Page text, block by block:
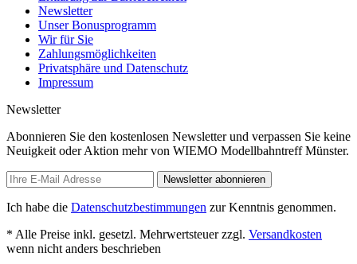
Newsletter
Unser Bonusprogramm
Wir für Sie
Zahlungsmöglichkeiten
Privatsphäre und Datenschutz
Impressum
Newsletter
Abonnieren Sie den kostenlosen Newsletter und verpassen Sie keine
Neuigkeit oder Aktion mehr von WIEMO Modellbahntreff Münster.
Newsletter abonnieren
Ich habe die Datenschutzbestimmungen zur Kenntnis genommen.
* Alle Preise inkl. gesetzl. Mehrwertsteuer zzgl. Versandkosten
wenn nicht anders beschrieben